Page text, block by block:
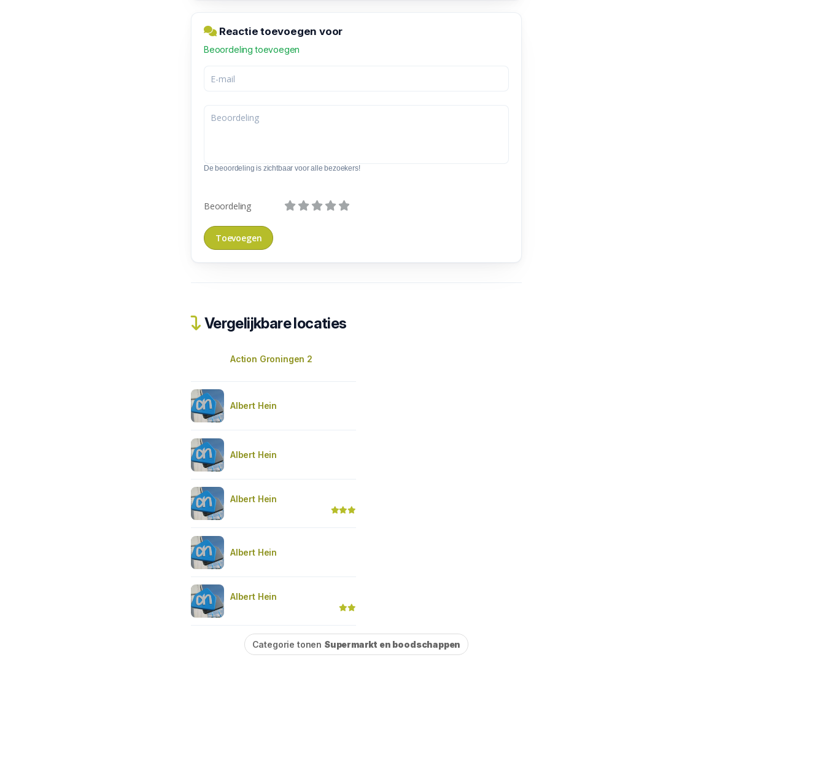
Reactie toevoegen voor
Beoordeling toevoegen
De beoordeling is zichtbaar voor alle bezoekers!
Beoordeling
Vergelijkbare locaties
Action Groningen 2
Albert Hein
Albert Hein
Albert Hein
Albert Hein
Albert Hein
Categorie tonen Supermarkt en boodschappen